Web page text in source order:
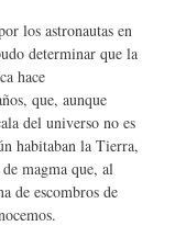
los astronautas en
determinar que la
hace
que, aunque
del universo no es
habitaban la Tierra,
magma que, al
de escombros de